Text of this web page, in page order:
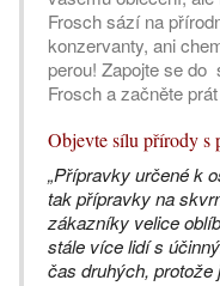
Frosch sází na
konzervanty, ani
perou! Zapojte se do
Frosch a začněte
Objevte sílu přírody s
„Přípravky určené k
tak přípravky na
zákazníky velice
stále více lidí s
čas druhých, protože